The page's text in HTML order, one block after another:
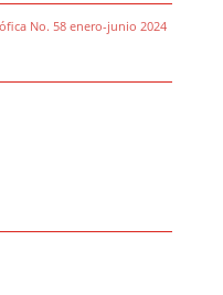
No. 58 enero-junio 2024